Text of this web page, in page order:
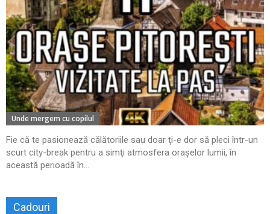
Unde mergem cu copilul
Fie că te pasionează călătoriile sau doar ţi-e dor să pleci într-un
scurt city-break pentru a simţi atmosfera oraşelor lumii, în
această perioadă în...
Cadouri